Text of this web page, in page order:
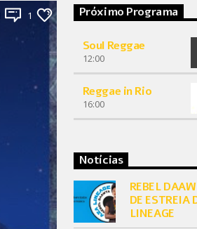
1 Próximo Programa
Soul Reggae
12:00
Reggae in Rio
16:00
Notícias
REBEL
DE ESTREIA
LINEAGE